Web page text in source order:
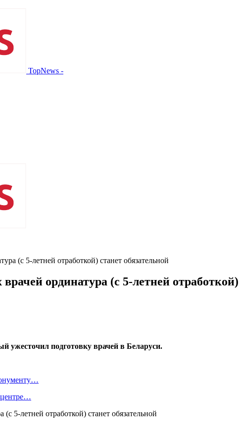
TopNews -
(с 5-летней отработкой) станет обязательной
ординатура (с 5-летней отработкой)
ужесточил подготовку врачей в Беларуси.
центре…